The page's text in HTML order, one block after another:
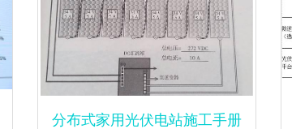
分布式家用光伏电站施工手册